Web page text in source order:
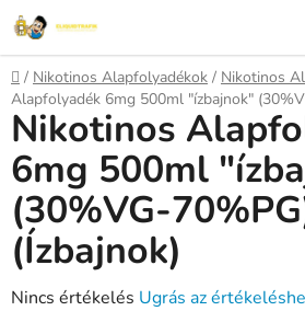
Ugrás
fő
tartalomhoz
Kezdőlap
/ Nikotinos Alapfolyadékok / Nikotinos
Alapfolyadék 6mg 500ml "ízbajnok"
Nikotinos
6mg 500ml
(30%VG-
(Ízbajnok)
A
Nincs értékelés Ugrás az